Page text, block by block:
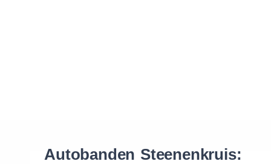
Autobanden Steenenkruis: